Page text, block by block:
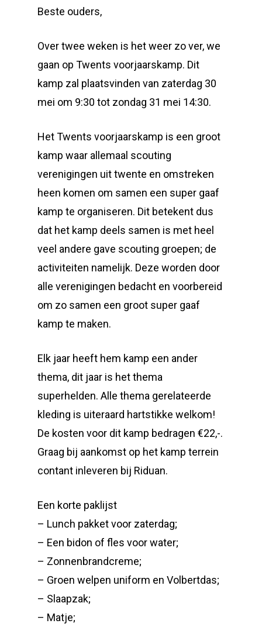
Beste ouders,
Over twee weken is het weer zo ver, we
gaan op Twents voorjaarskamp. Dit
kamp zal plaatsvinden van zaterdag 30
mei om 9:30 tot zondag 31 mei 14:30.
Het Twents voorjaarskamp is een groot
kamp waar allemaal scouting
verenigingen uit twente en omstreken
heen komen om samen een super gaaf
kamp te organiseren. Dit betekent dus
dat het kamp deels samen is met heel
veel andere gave scouting groepen; de
activiteiten namelijk. Deze worden door
alle verenigingen bedacht en voorbereid
om zo samen een groot super gaaf
kamp te maken.
Elk jaar heeft hem kamp een ander
thema, dit jaar is het thema
superhelden. Alle thema gerelateerde
kleding is uiteraard hartstikke welkom!
De kosten voor dit kamp bedragen €22,-.
Graag bij aankomst op het kamp terrein
contant inleveren bij Riduan.
Een korte paklijst
– Lunch pakket voor zaterdag;
– Een bidon of fles voor water;
– Zonnenbrandcreme;
– Groen welpen uniform en Volbertdas;
– Slaapzak;
– Matje;